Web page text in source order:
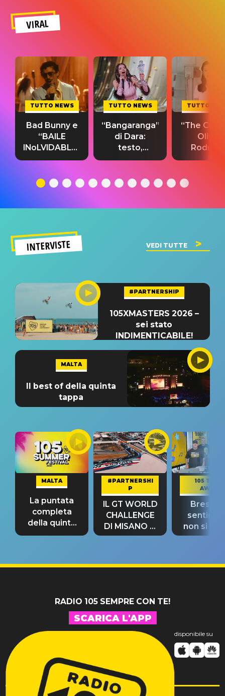
VIRAL
TUTTO NEWS
Bad Bunny e
“BAILE
INoLVIDABLE”:
testo,
significato
TUTTO NEWS
“Bangaranga”
di Dara:
testo,
traduzione e
del singolo
TUTTO
“The
Olivia
testo,
INTERVISTE VEDI TUTTE
#PARTNERSHIP
105XMASTERS 2026 –
sei stato
INDIMENTICABILE!
MALTA
Il best of della quinta
tappa
MALTA
La puntata
completa
della quinta
tappa
#PARTNERSHI
P
IL GT WORLD
CHALLENGE
DI MISANO si
riconferma
105 TAKE
AWAY
Bresh:
non si
fino alla
RADIO 105 SEMPRE CON TE!
SCARICA L'APP
disponibile su